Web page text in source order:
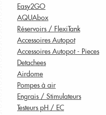
Easy2GO
AQUAbox
Réservoirs / FlexiTank
Accessoires Autopot
Accessoires Autopot - Pieces
Detachees
Airdome
Pompes à air
Engrais / Stimulateurs
Testeurs pH / EC